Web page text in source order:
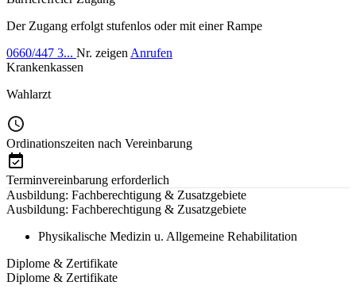
Der Zugang erfolgt stufenlos oder mit einer Rampe
0660/447 3... Nr. zeigen Anrufen
Krankenkassen
Wahlarzt
Ordinationszeiten nach Vereinbarung
Terminvereinbarung erforderlich
Ausbildung: Fachberechtigung & Zusatzgebiete
Ausbildung: Fachberechtigung & Zusatzgebiete
Physikalische Medizin u. Allgemeine Rehabilitation
Diplome & Zertifikate
Diplome & Zertifikate